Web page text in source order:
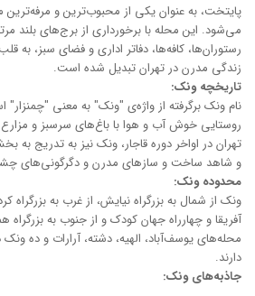
پایتخت، به عنوان یکی از محبوب‌ترین و مرفه‌ترین
می‌شود. این محله با برخورداری از برج‌های بلند
رستوران‌ها، کافه‌ها، دفاتر اداری و فضای سبز، به
زندگی مدرن در تهران تبدیل شده است.
تاریخچه ونک:
نام ونک برگرفته از واژه‌ی "ونک" به معنی
روستایی خوش آب و هوا با باغ‌های سرسبز و
تهران در اواخر دوره قاجار، ونک نیز به تدریج به
و شاهد ساخت و سازهای مدرن و دگرگونی‌های
محدوده ونک:
ونک از شمال به بزرگراه نیایش، از غرب به بزرگراه
آفریقا و چهارراه جهان کودک و از جنوب به
محله‌های یوسف‌آباد، الهیه، دشته، آرارات و ده
دارند.
جاذبه‌های ونک: